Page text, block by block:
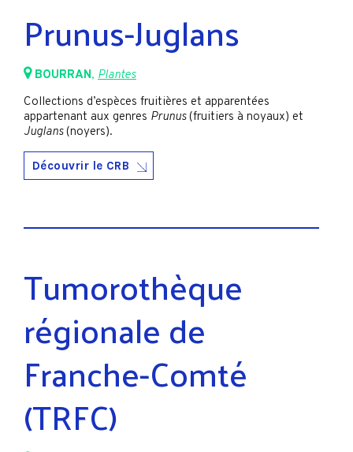
Prunus-Juglans
BOURRAN, Plantes
Collections d’espèces fruitières et apparentées
appartenant aux genres Prunus(fruitiers à noyaux) et
Juglans(noyers).
Découvrir le CRB
Tumorothèque
régionale de
Franche-Comté
(TRFC)